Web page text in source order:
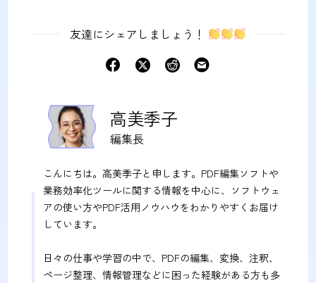
友達にシェアしましょう！
高美季子
編集長
こんにちは。高美季子と申します。PDF編集ソフトや
業務効率化ツールに関する情報を中心に、ソフトウェ
アの使い方やPDF活用ノウハウをわかりやすくお届け
しています。
日々の仕事や学習の中で、PDFの編集、変換、注釈、
ページ整理、情報管理などに困った経験がある方も多